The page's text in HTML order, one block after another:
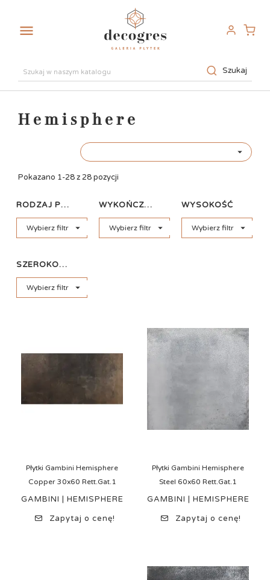

Szukaj
Hemisphere

Pokazano 1-28 z 28 pozycji
RODZAJ PŁYTKI
Wybierz filtr 
WYKOŃCZENIE
Wybierz filtr 
WYSOKOŚĆ
Wybierz filtr 
SZEROKOŚĆ
Wybierz filtr 
Płytki Gambini Hemisphere
Copper 30x60 Rett.Gat.1
GAMBINI | HEMISPHERE
Zapytaj o cenę!
Płytki Gambini Hemisphere
Steel 60x60 Rett.Gat.1
GAMBINI | HEMISPHERE
Zapytaj o cenę!